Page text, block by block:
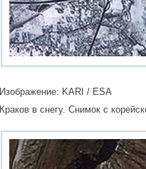
Изображение: KARI / ESA
Краков в снегу. Снимок с